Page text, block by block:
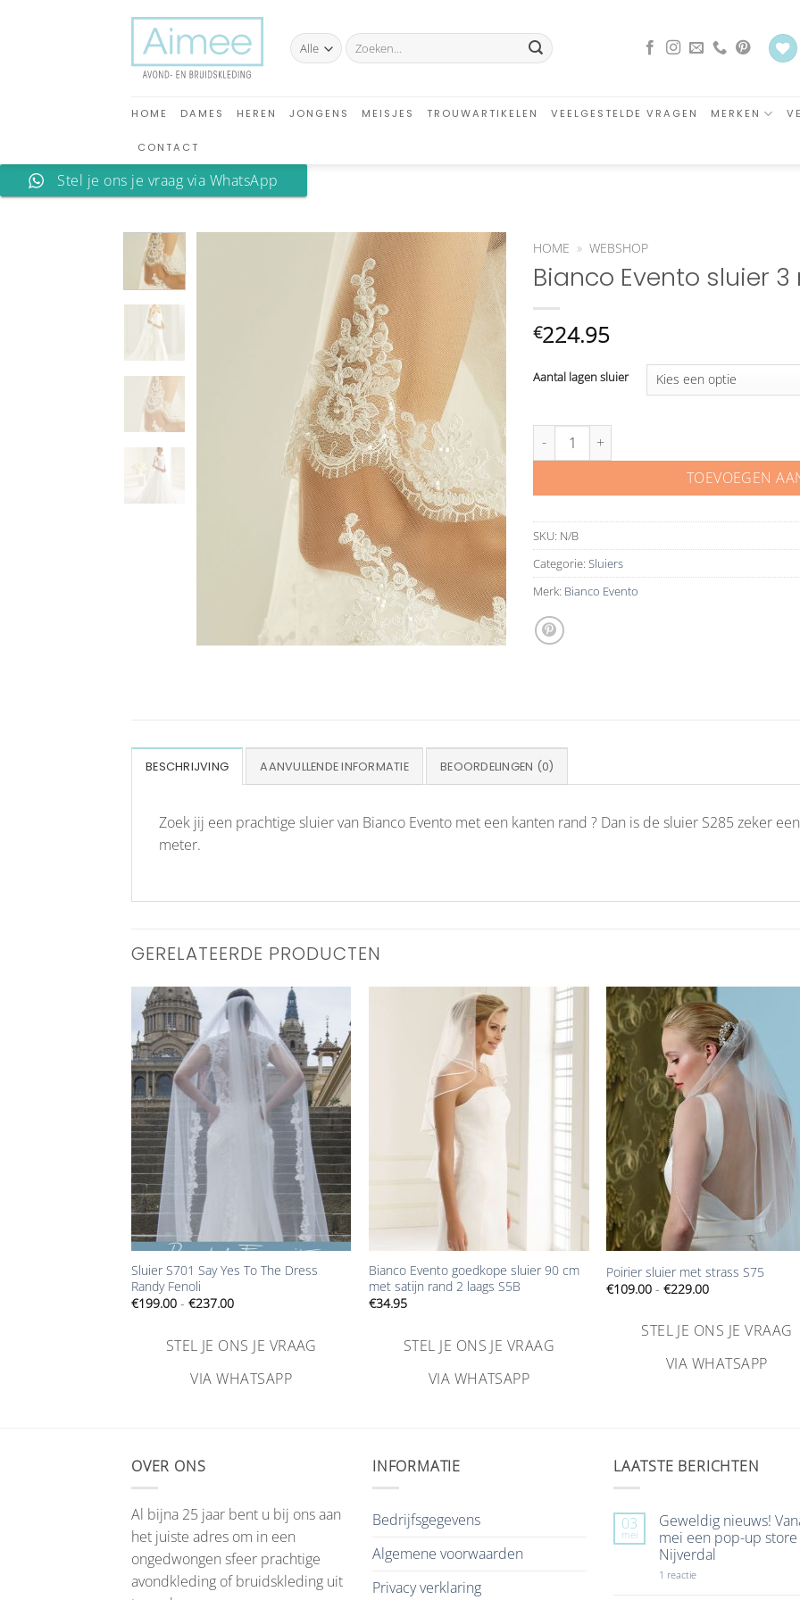
Zoeken
naar:
HOME DAMES HEREN JONGENS MEISJES TROUWARTIKELEN VEELGESTELDE VRAGEN MERKEN
CONTACT
Stel je ons je vraag via WhatsApp
Aan
verlanglijst
toevoegen
HOME » WEBSHOP
Bianco Evento sluier
€224.95
Aantal lagen sluier
Bianco Evento sluier 3 meter met kant S285
TOEVOEGEN
SKU: N/B
Categorie: Sluiers
Merk: Bianco Evento
BESCHRIJVING AANVULLENDE INFORMATIE BEOORDELINGEN (0)
Zoek jij een prachtige sluier van Bianco Evento met een kanten rand ? Dan is de sluier S285 zeker
meter.
GERELATEERDE PRODUCTEN
Aan
verlanglijst
toevoegen
+
Sluier S701 Say Yes To The Dress
Randy Fenoli
€199.00 - €237.00Prijsklasse:
€237.00
STEL JE ONS JE VRAAG
VIA WHATSAPP
Bianco Evento goedkope sluier 90 cm
met satijn rand 2 laags S5B
€34.95
STEL JE ONS JE VRAAG
VIA WHATSAPP
Poirier sluier met strass S75
€109.00 - €229.00Prijsklasse:
€229.00
STEL JE ONS JE VRAAG
VIA WHATSAPP
OVER ONS
Al bijna 25 jaar bent u bij ons aan
het juiste adres om in een
ongedwongen sfeer prachtige
avondkleding of bruidskleding uit
INFORMATIE
Bedrijfsgegevens
Algemene voorwaarden
Privacy verklaring
LAATSTE BERICHTEN
03
mei
Geweldig nieuws!
mei een pop-up store
Nijverdal
1 reactieop